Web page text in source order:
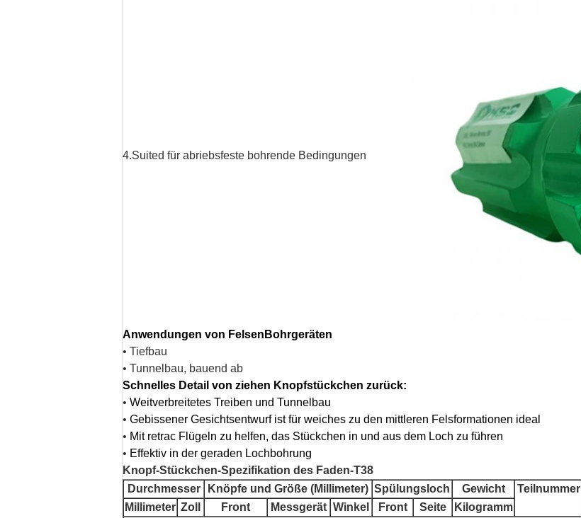
4.Suited für abriebsfeste bohrende Bedingungen
Anwendungen von FelsenBohrgeräten
• Tiefbau
• Tunnelbau, bauend ab
Schnelles Detail von ziehen Knopfstückchen zurück:
• Weitverbreitetes Treiben und Tunnelbau
• Gebissener Gesichtsentwurf ist für weiches zu den mittleren Felsformationen ideal
• Mit retrac Flügeln zu helfen, das Stückchen in und aus dem Loch zu führen
• Effektiv in der geraden Lochbohrung
Knopf-Stückchen-Spezifikation des Faden-T38
Durchmesser
Knöpfe und Größe (Millimeter) Spülungsloch Gewicht
Teilnummer
Millimeter Zoll Front Messgerät Winkel Front Seite
Kilogramm